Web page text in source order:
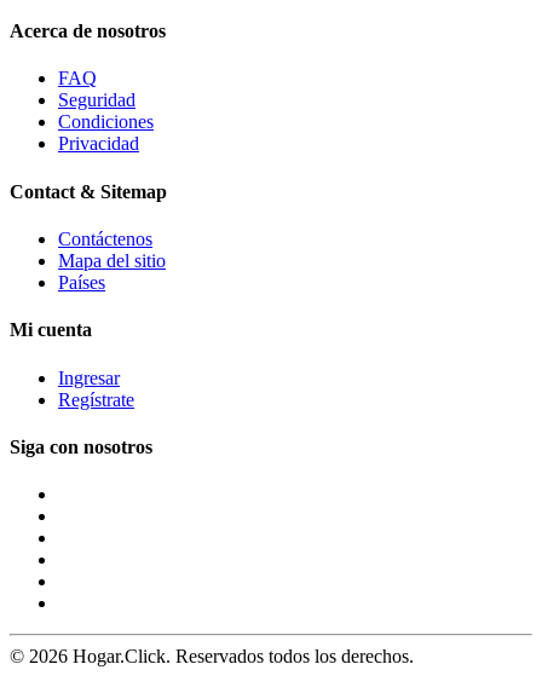
Acerca de nosotros
FAQ
Seguridad
Condiciones
Privacidad
Contact & Sitemap
Contáctenos
Mapa del sitio
Países
Mi cuenta
Ingresar
Regístrate
Siga con nosotros
© 2026 Hogar.Click. Reservados todos los derechos.